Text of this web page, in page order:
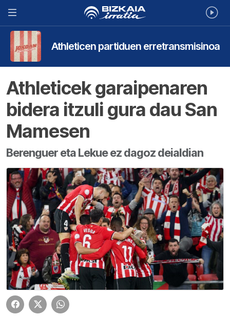
Athleticen partiduen erretransmisinoa
Athleticek garaipenaren
bidera itzuli gura dau San
Mamesen
Berenguer eta Lekue ez dagoz deialdian